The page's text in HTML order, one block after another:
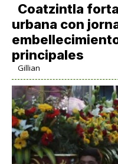
Coatzintla
urbana con
principales
Gillian